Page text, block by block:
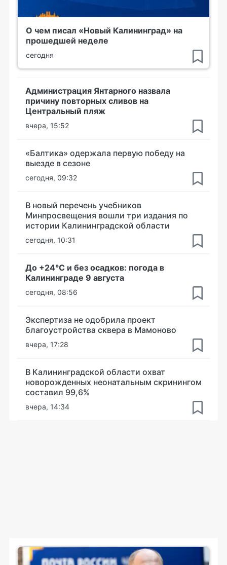
О чем писал «Новый Калининград» на
прошедшей неделе
сегодня
Администрация Янтарного назвала
причину повторных сливов на
Центральный пляж
вчера, 15:52
«Балтика» одержала первую победу на
выезде в сезоне
сегодня, 09:32
В новый перечень учебников
Минпросвещения вошли три издания по
истории Калининградской области
сегодня, 10:31
До +24°С и без осадков: погода в
Калининграде 9 августа
сегодня, 08:56
Экспертиза не одобрила проект
благоустройства сквера в Мамоново
вчера, 17:28
В Калининградской области охват
новорожденных неонатальным скринингом
составил 99,6%
вчера, 14:34